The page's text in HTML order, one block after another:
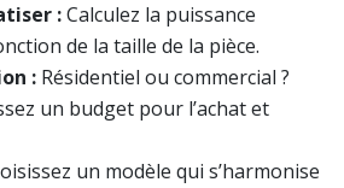
:Calculez la puissance
de la taille de la pièce.
: Résidentiel ou commercial ?
un budget pour l’achat et
un modèle qui s’harmonise